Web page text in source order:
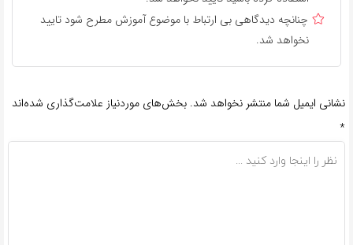
چنانچه دیدگاهی بی ارتباط با موضوع آموزش مطرح شود تایید
نخواهد شد.
نشانی ایمیل شما منتشر نخواهد شد. بخش‌های موردنیاز علامت‌گذاری شده‌اند
*